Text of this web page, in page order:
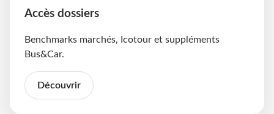
Accès dossiers
Benchmarks marchés, Icotour et suppléments
Bus&Car.
Découvrir